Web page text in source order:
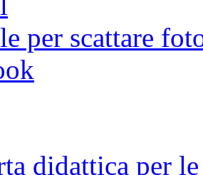
per scattare
didattica per